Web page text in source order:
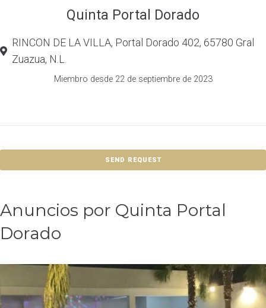
Quinta Portal Dorado
RINCON DE LA VILLA, Portal Dorado 402, 65780 Gral
Zuazua, N.L.
Miembro desde 22 de septiembre de 2023
SEND REQUEST
Anuncios por Quinta Portal
Dorado